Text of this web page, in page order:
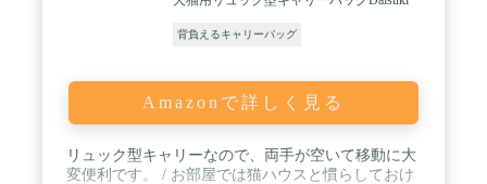
背負えるキャリーバッグ
Amazonで詳しく見る
リュック型キャリーなので、両手が空いて移動に大
変便利です。 / お部屋では猫ハウスと慣らしておけ